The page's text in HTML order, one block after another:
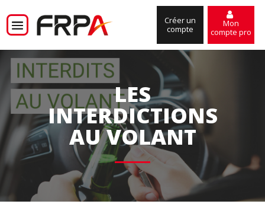
Créer un
compte
Mon
compte pro
LES
INTERDICTIONS
AU VOLANT